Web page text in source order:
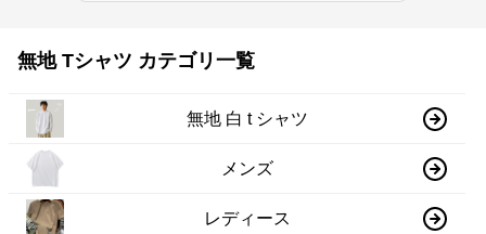
無地 Tシャツ カテゴリ一覧
無地 白 t シャツ
メンズ
レディース